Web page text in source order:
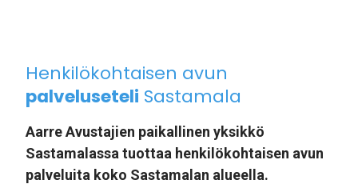
Henkilökohtaisen avun
palveluseteli Sastamala
Aarre Avustajien paikallinen yksikkö
Sastamalassa tuottaa henkilökohtaisen avun
palveluita koko Sastamalan alueella.